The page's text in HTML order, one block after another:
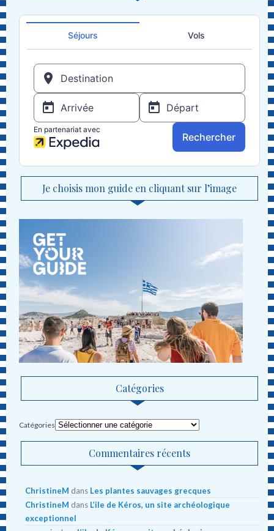
Je choisis mon guide en cliquant sur l’image
Catégories
Catégories
Commentaires récents
ChristineM dans Les plantes sauvages grecques
ChristineM dans L’ile de Kéros, un site archéologique
exceptionnel